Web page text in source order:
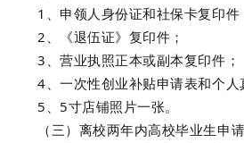
1、申领人身份证和社保卡复印件
2、《退伍证》复印件；
3、营业执照正本或副本复印件；
4、一次性创业补贴申请表和个
5、5寸店铺照片一张。
（三）离校两年内高校毕业生申